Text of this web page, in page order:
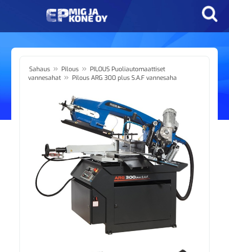
Sahaus » Pilous » PILOUS Puoliautomaattiset
vannesahat » Pilous ARG 300 plus S.A.F vannesaha